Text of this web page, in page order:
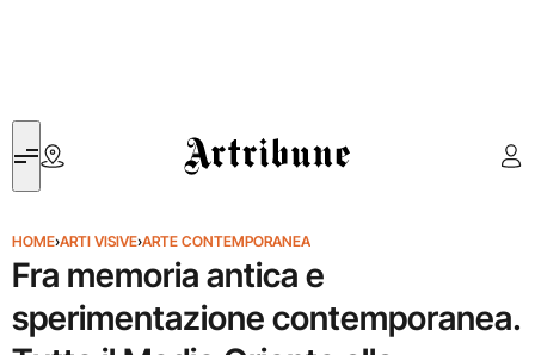
Artribune
HOME›ARTI VISIVE›ARTE CONTEMPORANEA
Fra memoria antica e
sperimentazione contemporanea.